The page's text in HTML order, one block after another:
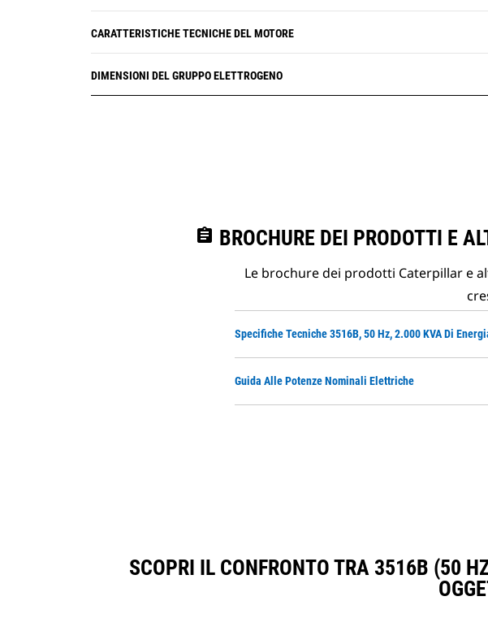
CARATTERISTICHE TECNICHE DEL MOTORE
DIMENSIONI DEL GRUPPO ELETTROGENO
assignment BROCHURE DEI PRODOTTI E
Le brochure dei prodotti Caterpillar e
Specifiche Tecniche 3516B, 50 Hz, 2.000 KVA Di
Guida Alle Potenze Nominali Elettriche
SCOPRI IL CONFRONTO TRA 3516B (50